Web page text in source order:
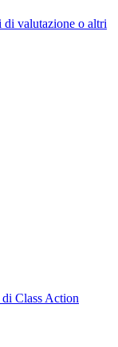
valutazione o altri
di Class Action